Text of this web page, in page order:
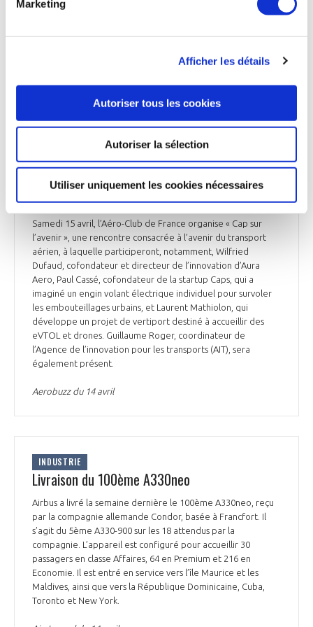
Marketing
Afficher les détails
Autoriser tous les cookies
Autoriser la sélection
Utiliser uniquement les cookies nécessaires
explique Jacques Le Doucen, directeur d'Iméca. «
capacité de partir d'une page blanche pour développer un
du marketing et des ventes de Start2Prod.
INDUSTRIE
« Cap sur l’avenir » à l’Aéro-Club de France
Samedi 15 avril, l’Aéro-Club de France organise « Cap sur
l’avenir », une rencontre consacrée à l’avenir du transport
aérien, à laquelle participeront, notamment, Wilfried
Dufaud, cofondateur et directeur de l’innovation d’Aura
Aero, Paul Cassé, cofondateur de la startup Caps, qui a
imaginé un engin volant électrique individuel pour survoler
les embouteillages urbains, et Laurent Mathiolon, qui
développe un projet de vertiport destiné à accueillir des
eVTOL et drones. Guillaume Roger, coordinateur de
l’Agence de l’innovation pour les transports (AIT), sera
également présent.
Aerobuzz du 14 avril
INDUSTRIE
Livraison du 100ème A330neo
Airbus a livré la semaine dernière le 100ème A330neo, reçu
par la compagnie allemande Condor, basée à Francfort. Il
s’agit du 5ème A330-900 sur les 18 attendus par la
compagnie. L’appareil est configuré pour accueillir 30
passagers en classe Affaires, 64 en Premium et 216 en
Economie. Il est entré en service vers l’île Maurice et les
Maldives, ainsi que vers la République Dominicaine, Cuba,
Toronto et New York.